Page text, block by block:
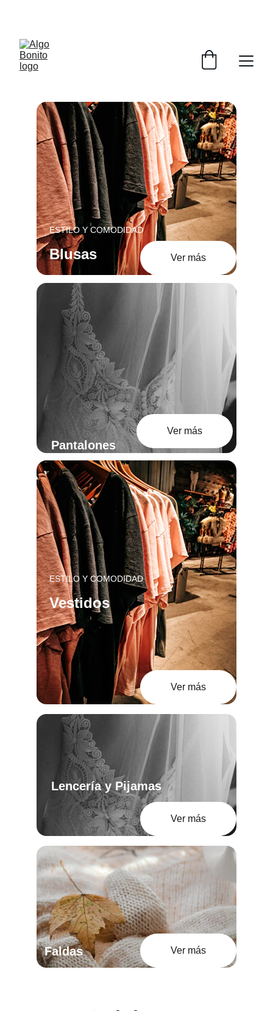
Blusas
ESTILO Y COMODIDAD
Ver más
Pantalones
Ver más
Vestidos
ESTILO Y COMODIDAD
Lencería y Pijamas
Ver más
Ver más
Faldas
Ver más